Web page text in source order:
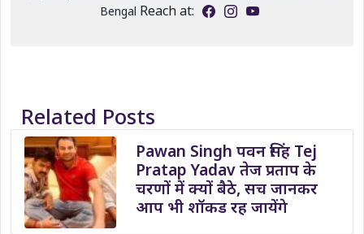
Bengal Reach at:
Related Posts
Pawan Singh पवन सिंह Tej
Pratap Yadav तेज प्रताप के
चरणों में क्यों बैठे, सच जानकर
आप भी शॉकड रह जायेंगे